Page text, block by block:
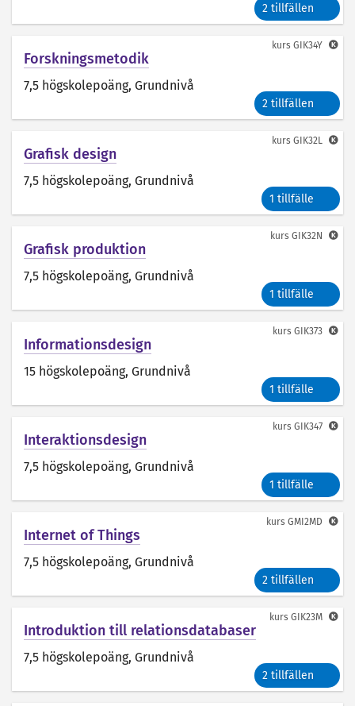
2 tillfällen
Forskningsmetodik
7,5 högskolepoäng, Grundnivå
2 tillfällen
kurs GIK34Y
Grafisk design
7,5 högskolepoäng, Grundnivå
1 tillfälle
kurs GIK32L
Grafisk produktion
7,5 högskolepoäng, Grundnivå
1 tillfälle
kurs GIK32N
Informationsdesign
15 högskolepoäng, Grundnivå
1 tillfälle
kurs GIK373
Interaktionsdesign
7,5 högskolepoäng, Grundnivå
1 tillfälle
kurs GIK347
Internet of Things
7,5 högskolepoäng, Grundnivå
2 tillfällen
kurs GMI2MD
Introduktion till relationsdatabaser
7,5 högskolepoäng, Grundnivå
2 tillfällen
kurs GIK23M